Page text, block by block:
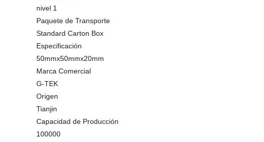
nivel 1
Paquete de Transporte
Standard Carton Box
Especificación
50mmx50mmx20mm
Marca Comercial
G-TEK
Origen
Tianjin
Capacidad de Producción
100000